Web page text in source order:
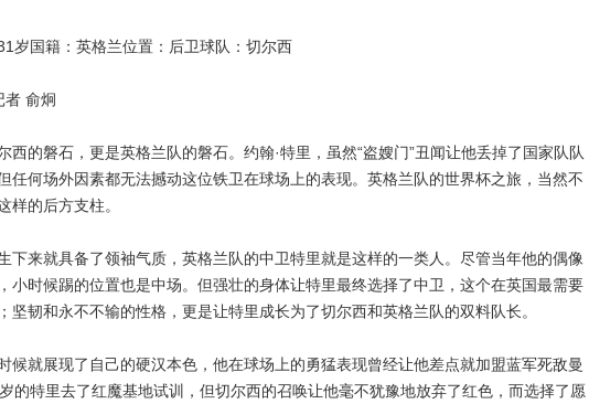
国籍：英格兰位置：后卫球队：切尔西
俞炯
的磐石，更是英格兰队的磐石。约翰·特里，虽然“盗嫂门”丑闻让他丢掉了国家队队
任何场外因素都无法撼动这位铁卫在球场上的表现。英格兰队的世界杯之旅，当然不
样的后方支柱。
来就具备了领袖气质，英格兰队的中卫特里就是这样的一类人。尽管当年他的偶像
小时候踢的位置也是中场。但强壮的身体让特里最终选择了中卫，这个在英国最需要
坚韧和永不不输的性格，更是让特里成长为了切尔西和英格兰队的双料队长。
就展现了自己的硬汉本色，他在球场上的勇猛表现曾经让他差点就加盟蓝军死敌曼
的特里去了红魔基地试训，但切尔西的召唤让他毫不犹豫地放弃了红色，而选择了愿